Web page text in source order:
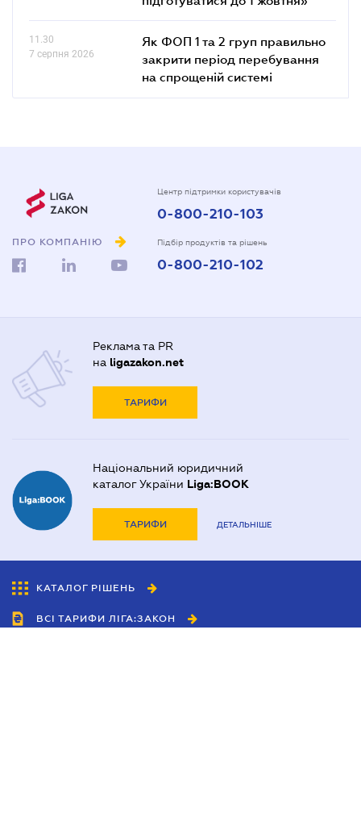
11.30
7 серпня 2026
Як ФОП 1 та 2 груп правильно
закрити період перебування
на спрощеній системі
ПРО КОМПАНІЮ
Центр підтримки користувачів
0-800-210-103
Підбір продуктів та рішень
0-800-210-102
Реклама та PR
на ligazakon.net
ТАРИФИ
Національний юридичний
каталог України Liga:BOOK
ТАРИФИ ДЕТАЛЬНІШЕ
КАТАЛОГ РІШЕНЬ
ВСІ ТАРИФИ ЛІГА:ЗАКОН